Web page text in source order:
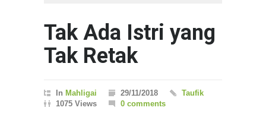
Tak Ada Istri yang
Tak Retak
In Mahligai 29/11/2018
Taufik
1075 Views
0 comments